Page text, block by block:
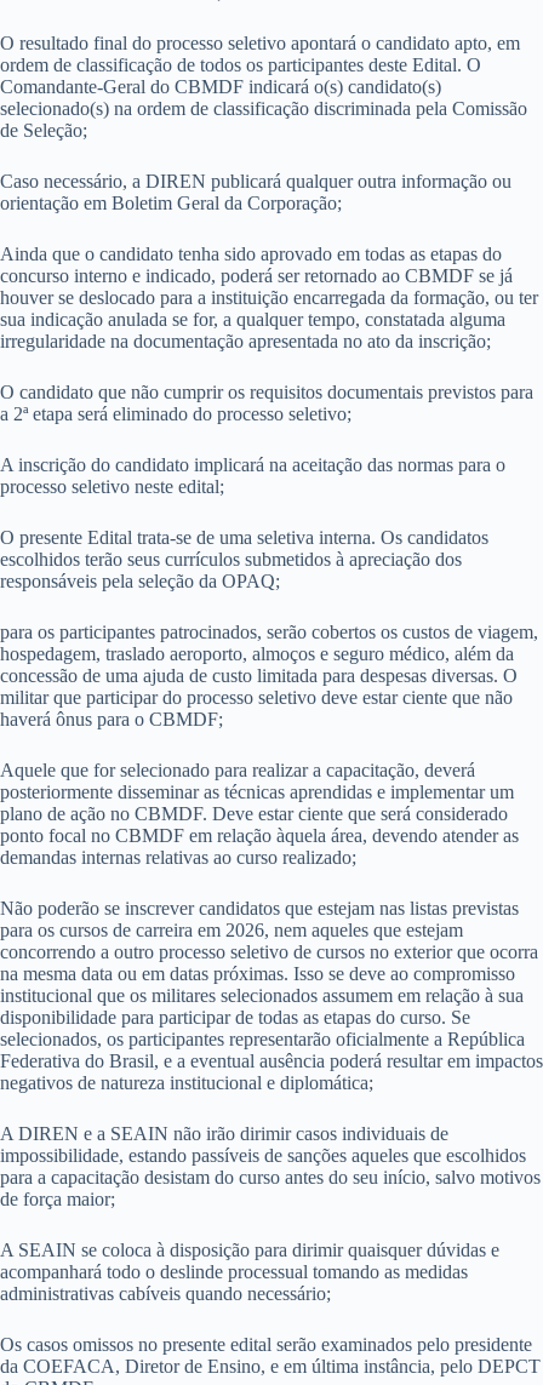
O resultado final do processo seletivo apontará o candidato apto, em
ordem de classificação de todos os participantes deste Edital. O
Comandante-Geral do CBMDF indicará o(s) candidato(s)
selecionado(s) na ordem de classificação discriminada pela Comissão
de Seleção;
Caso necessário, a DIREN publicará qualquer outra informação ou
orientação em Boletim Geral da Corporação;
Ainda que o candidato tenha sido aprovado em todas as etapas do
concurso interno e indicado, poderá ser retornado ao CBMDF se já
houver se deslocado para a instituição encarregada da formação, ou ter
sua indicação anulada se for, a qualquer tempo, constatada alguma
irregularidade na documentação apresentada no ato da inscrição;
O candidato que não cumprir os requisitos documentais previstos para
a 2ª etapa será eliminado do processo seletivo;
A inscrição do candidato implicará na aceitação das normas para o
processo seletivo neste edital;
O presente Edital trata-se de uma seletiva interna. Os candidatos
escolhidos terão seus currículos submetidos à apreciação dos
responsáveis pela seleção da OPAQ;
para os participantes patrocinados, serão cobertos os custos de viagem,
hospedagem, traslado aeroporto, almoços e seguro médico, além da
concessão de uma ajuda de custo limitada para despesas diversas. O
militar que participar do processo seletivo deve estar ciente que não
haverá ônus para o CBMDF;
Aquele que for selecionado para realizar a capacitação, deverá
posteriormente disseminar as técnicas aprendidas e implementar um
plano de ação no CBMDF. Deve estar ciente que será considerado
ponto focal no CBMDF em relação àquela área, devendo atender as
demandas internas relativas ao curso realizado;
Não poderão se inscrever candidatos que estejam nas listas previstas
para os cursos de carreira em 2026, nem aqueles que estejam
concorrendo a outro processo seletivo de cursos no exterior que ocorra
na mesma data ou em datas próximas. Isso se deve ao compromisso
institucional que os militares selecionados assumem em relação à sua
disponibilidade para participar de todas as etapas do curso. Se
selecionados, os participantes representarão oficialmente a República
Federativa do Brasil, e a eventual ausência poderá resultar em impactos
negativos de natureza institucional e diplomática;
A DIREN e a SEAIN não irão dirimir casos individuais de
impossibilidade, estando passíveis de sanções aqueles que escolhidos
para a capacitação desistam do curso antes do seu início, salvo motivos
de força maior;
A SEAIN se coloca à disposição para dirimir quaisquer dúvidas e
acompanhará todo o deslinde processual tomando as medidas
administrativas cabíveis quando necessário;
Os casos omissos no presente edital serão examinados pelo presidente
da COEFACA, Diretor de Ensino, e em última instância, pelo DEPCT